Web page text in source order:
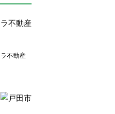
不動産